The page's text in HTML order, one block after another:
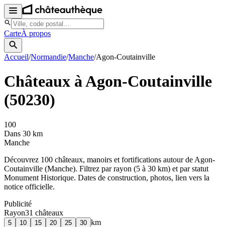
CarteÀ propos
Accueil/Normandie/Manche/Agon-Coutainville
Châteaux àAgon-Coutainville
(50230)
100
Dans 30 km
Manche
Découvrez 100 châteaux, manoirs et fortifications autour de Agon-
Coutainville (Manche). Filtrez par rayon (5 à 30 km) et par statut
Monument Historique. Dates de construction, photos, lien vers la
notice officielle.
Publicité
Rayon31 châteaux
5 10 15 20 25 30 km